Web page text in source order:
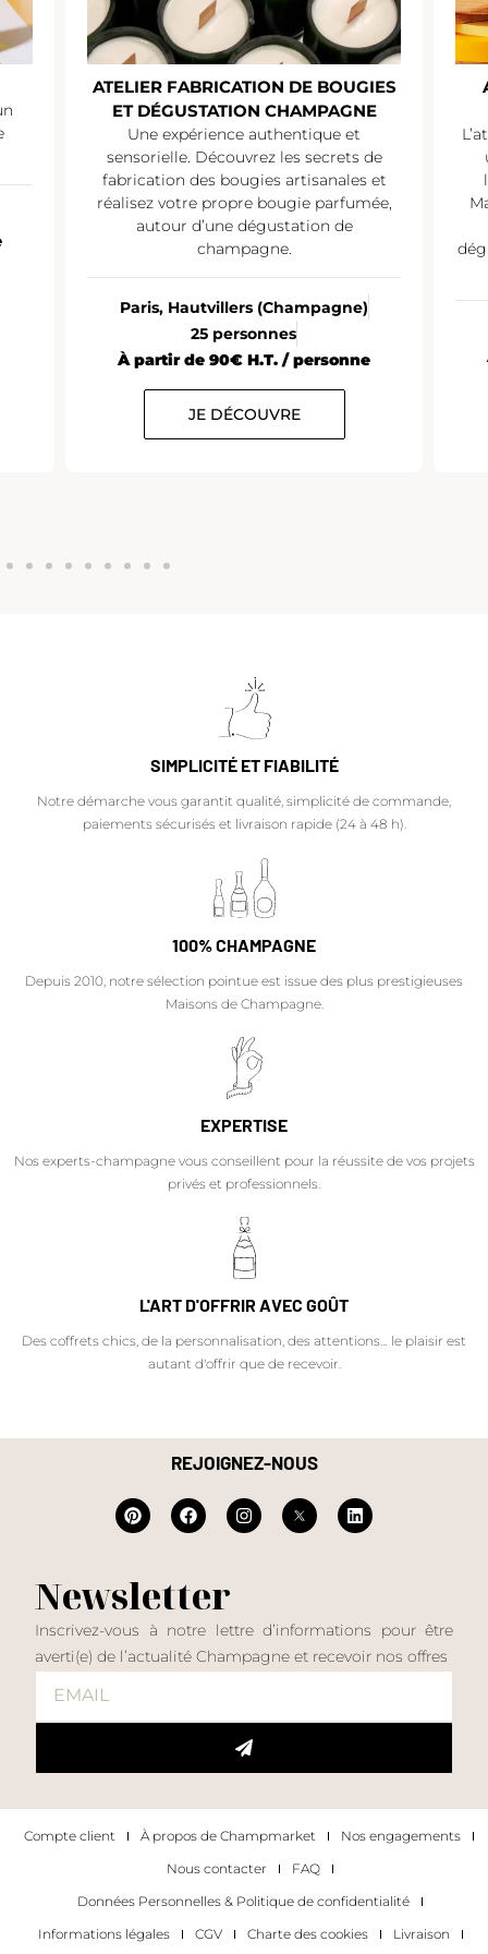
ATELIER FABRICATION DE BOUGIES
ET DÉGUSTATION CHAMPAGNE
Une expérience authentique et
sensorielle. Découvrez les secrets de
fabrication des bougies artisanales et
réalisez votre propre bougie parfumée,
autour d’une dégustation de
champagne.
Paris, Hautvillers (Champagne)
25 personnes
À partir de 90€ H.T. / personne
JE DÉCOUVRE
SIMPLICITÉ ET FIABILITÉ
Notre démarche vous garantit qualité, simplicité de commande,
paiements sécurisés et livraison rapide (24 à 48 h).
100% CHAMPAGNE
Depuis 2010, notre sélection pointue est issue des plus prestigieuses
Maisons de Champagne.
EXPERTISE
Nos experts-champagne vous conseillent pour la réussite de vos projets
privés et professionnels.
L'ART D'OFFRIR AVEC GOÛT
Des coffrets chics, de la personnalisation, des attentions… le plaisir est
autant d'offrir que de recevoir.
REJOIGNEZ-NOUS
Newsletter
Inscrivez-vous à notre lettre d’informations pour être
averti(e) de l’actualité Champagne et recevoir nos offres
Compte client À propos de Champmarket
Nos engagements
Nous contacter
FAQ
Données Personnelles & Politique de confidentialité
Informations légales
CGV Charte des cookies Livraison